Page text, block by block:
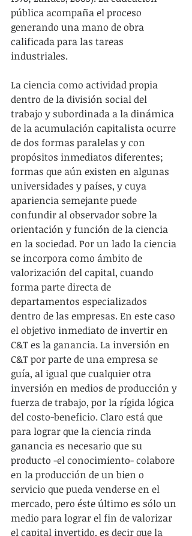
pública acompaña el proceso
generando una mano de obra
calificada para las tareas
industriales.
La ciencia como actividad propia
dentro de la división social del
trabajo y subordinada a la dinámica
de la acumulación capitalista ocurre
de dos formas paralelas y con
propósitos inmediatos diferentes;
formas que aún existen en algunas
universidades y países, y cuya
apariencia semejante puede
confundir al observador sobre la
orientación y función de la ciencia
en la sociedad. Por un lado la ciencia
se incorpora como ámbito de
valorización del capital, cuando
forma parte directa de
departamentos especializados
dentro de las empresas. En este caso
el objetivo inmediato de invertir en
C&T es la ganancia. La inversión en
C&T por parte de una empresa se
guía, al igual que cualquier otra
inversión en medios de producción y
fuerza de trabajo, por la rígida lógica
del costo-beneficio. Claro está que
para lograr que la ciencia rinda
ganancia es necesario que su
producto -el conocimiento- colabore
en la producción de un bien o
servicio que pueda venderse en el
mercado, pero éste último es sólo un
medio para lograr el fin de valorizar
el capital invertido, es decir que la